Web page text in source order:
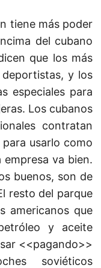
tiene más poder
del cubano
que los más
deportistas, y los
especiales para
Los cubanos
contratan
usarlo como
empresa va bien.
buenos, son de
resto del parque
americanos que
y aceite
<<pagando>>
soviéticos